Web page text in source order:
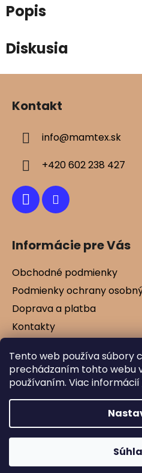
Tento web používa súbory
prechádzaním tohto webu
používaním. Viac informácií
Popis
Diskusia
Z
Kontakt
info@mamtex.sk
+420 602 238 427
Informácie pre Vás
Obchodné podmienky
Podmienky ochrany
Doprava a platba
Kontakty
Blog
Vytvoril
Copyright 2026